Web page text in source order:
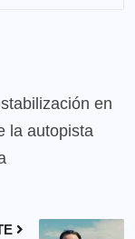
en
la autopista